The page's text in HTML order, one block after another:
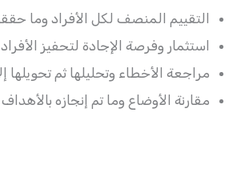
التقييم المنصف لكل الأفراد وما
استثمار وفرصة الإجادة لتحفيز
مراجعة الأخطاء وتحليلها ثم تحويلها
مقارنة الأوضاع وما تم إنجازه